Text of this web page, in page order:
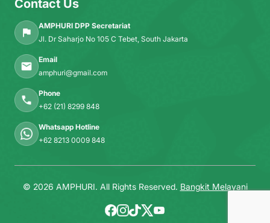
Contact Us
AMPHURI DPP Secretariat
Jl. Dr Saharjo No 105 C Tebet, South Jakarta
Email
amphuri@gmail.com
Phone
+62 (21) 8299 848
Whatsapp Hotline
+62 8213 0009 848
© 2026 AMPHURI. All Rights Reserved. Bangkit Melayani